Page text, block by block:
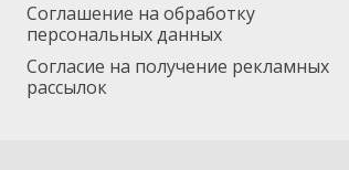
Соглашение на обработку
персональных данных
Согласие на получение рекламных
рассылок